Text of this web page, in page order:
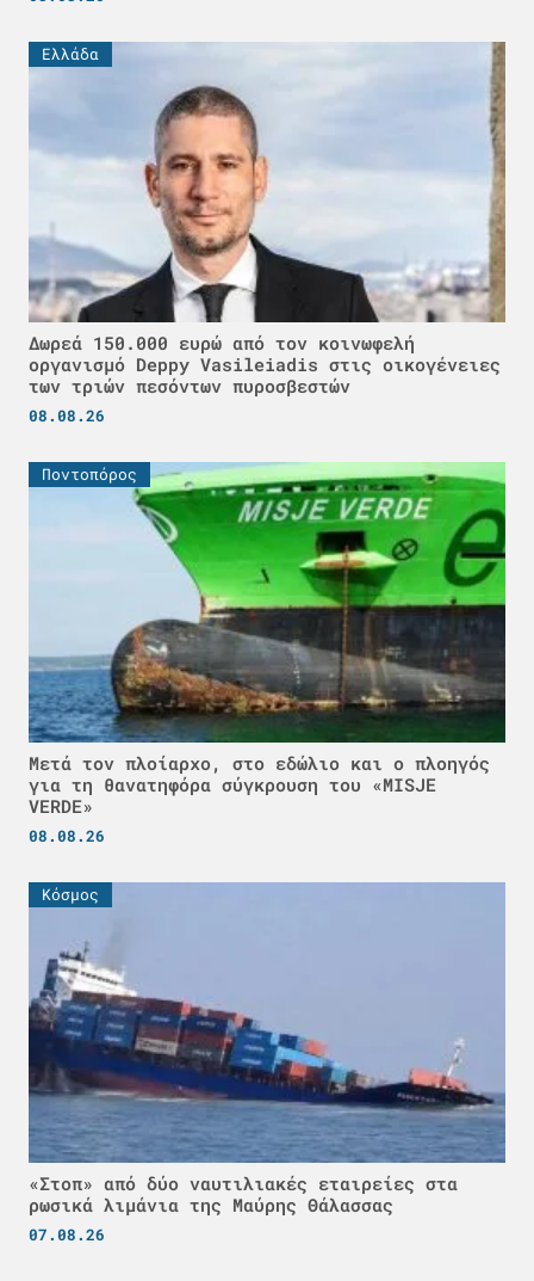
Ελλάδα
Δωρεά 150.000 ευρώ από τον κοινωφελή
οργανισμό Deppy Vasileiadis στις οικογένειες
των τριών πεσόντων πυροσβεστών
08.08.26
Ποντοπόρος
Μετά τον πλοίαρχο, στο εδώλιο και ο πλοηγός
για τη θανατηφόρα σύγκρουση του «MISJE
VERDE»
08.08.26
Κόσμος
«Στοπ» από δύο ναυτιλιακές εταιρείες στα
ρωσικά λιμάνια της Μαύρης Θάλασσας
07.08.26